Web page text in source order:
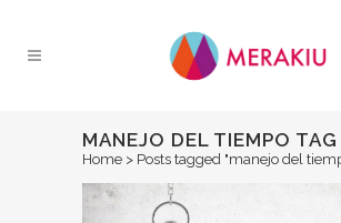
MANEJO DEL TIEMPO TAG
Home > Posts tagged "manejo del